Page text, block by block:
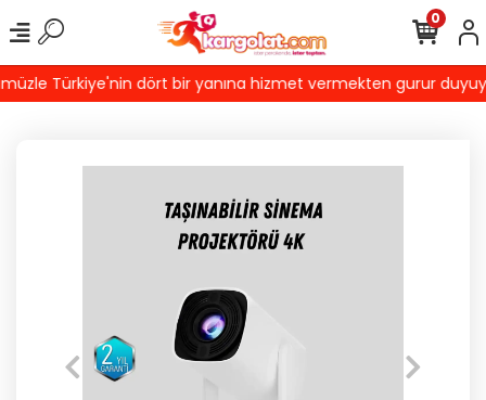
Türkiye'nin dört bir yanına hizmet vermekten gurur
0